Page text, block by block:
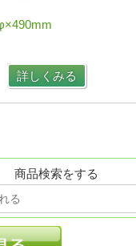
詳しくみる
商品検索をする